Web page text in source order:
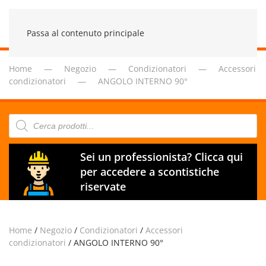
Passa al contenuto principale
Home Negozio Condizionatori
Accessori
condizionatori
ANGOLO INTERNO 90°
Products
search
Sei un professionista? Clicca qui
per accedere a scontistiche
riservate
Home / Negozio / Condizionatori / Accessori
condizionatori / ANGOLO INTERNO 90°